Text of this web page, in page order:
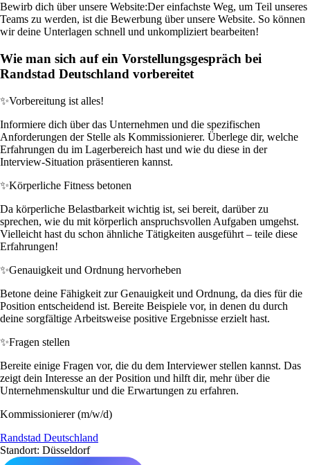
Bewirb dich über unsere Website:Der einfachste Weg, um Teil unseres
Teams zu werden, ist die Bewerbung über unsere Website. So können
wir deine Unterlagen schnell und unkompliziert bearbeiten!
Wie man sich auf ein Vorstellungsgespräch bei
Randstad Deutschland vorbereitet
✨Vorbereitung ist alles!
Informiere dich über das Unternehmen und die spezifischen
Anforderungen der Stelle als Kommissionierer. Überlege dir, welche
Erfahrungen du im Lagerbereich hast und wie du diese in der
Interview-Situation präsentieren kannst.
✨Körperliche Fitness betonen
Da körperliche Belastbarkeit wichtig ist, sei bereit, darüber zu
sprechen, wie du mit körperlich anspruchsvollen Aufgaben umgehst.
Vielleicht hast du schon ähnliche Tätigkeiten ausgeführt – teile diese
Erfahrungen!
✨Genauigkeit und Ordnung hervorheben
Betone deine Fähigkeit zur Genauigkeit und Ordnung, da dies für die
Position entscheidend ist. Bereite Beispiele vor, in denen du durch
deine sorgfältige Arbeitsweise positive Ergebnisse erzielt hast.
✨Fragen stellen
Bereite einige Fragen vor, die du dem Interviewer stellen kannst. Das
zeigt dein Interesse an der Position und hilft dir, mehr über die
Unternehmenskultur und die Erwartungen zu erfahren.
Kommissionierer (m/w/d)
Randstad Deutschland
Standort: Düsseldorf